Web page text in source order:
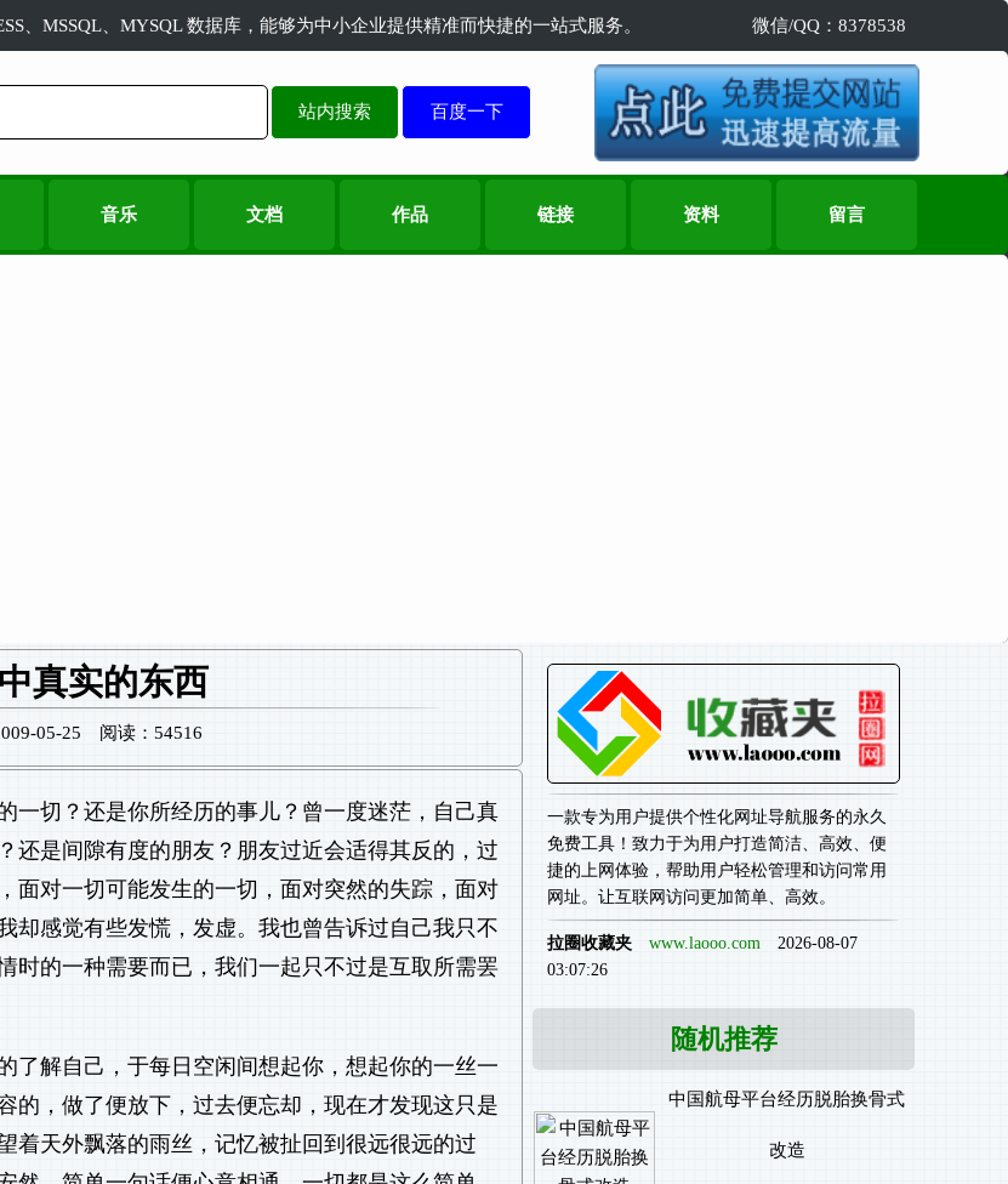
、MSSQL、MYSQL 数据库，能够为中小企业提供精准而快捷的一站式服务。 微信/QQ：8378538
站内搜索
音乐 文档 作品 链接 资料 留言
真实的东西
05-25 阅读：54516
一切？还是你所经历的事儿？曾一度迷茫，自己真
还是间隙有度的朋友？朋友过近会适得其反的，过
面对一切可能发生的一切，面对突然的失踪，面对
却感觉有些发慌，发虚。我也曾告诉过自己我只不
时的一种需要而已，我们一起只不过是互取所需罢
了解自己，于每日空闲间想起你，想起你的一丝一
的，做了便放下，过去便忘却，现在才发现这只是
着天外飘落的雨丝，记忆被扯回到很远很远的过
一款专为用户提供个性化网址导航服务的永久
免费工具！致力于为用户打造简洁、高效、便
捷的上网体验，帮助用户轻松管理和访问常用
网址。让互联网访问更加简单、高效。
拉圈收藏夹 www.laooo.com 2026-08-07
03:07:26
随机推荐
中国航母平台经历脱胎换骨式
改造